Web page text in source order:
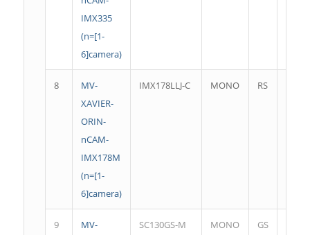
IMX335
(n=[1-
6]camera)
8
MV-
XAVIER-
ORIN-
nCAM-
IMX178M
(n=[1-
6]camera)
IMX178LLJ-C MONO RS
9
MV-
SC130GS-M MONO GS